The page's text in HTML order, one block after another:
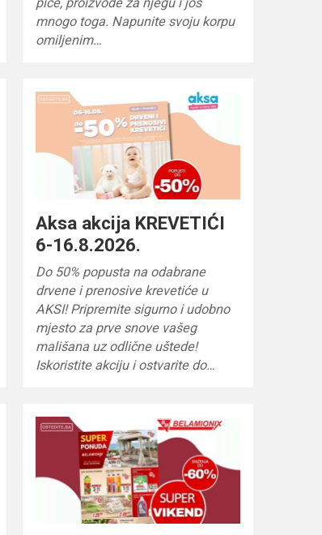
piće, proizvode za njegu i još
mnogo toga. Napunite svoju korpu
omiljenim…
Aksa akcija KREVETIĆI
6-16.8.2026.
Do 50% popusta na odabrane
drvene i prenosive krevetiće u
AKSI! Pripremite sigurno i udobno
mjesto za prve snove vašeg
mališana uz odlične uštede!
Iskoristite akciju i ostvarite do…